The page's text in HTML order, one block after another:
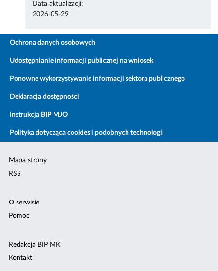
Data aktualizacji:
2026-05-29
Ochrona danych osobowych
Udostępnianie informacji publicznej na wniosek
Ponowne wykorzystywanie informacji sektora publicznego
Deklaracja dostępności
Instrukcja BIP MJO
Polityka dotycząca cookies i podobnych technologii
Mapa strony
RSS
O serwisie
Pomoc
Redakcja BIP MK
Kontakt